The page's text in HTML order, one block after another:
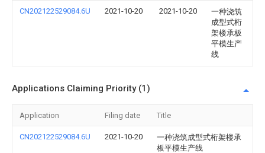
CN202122529084.6U 2021-10-20 2021-10-20
一种浇筑
成型式桁
架楼承板
平模生产
线
Applications Claiming Priority (1)
Application Filing date Title
CN202122529084.6U 2021-10-20
一种浇筑成型式桁架楼承
板平模生产线